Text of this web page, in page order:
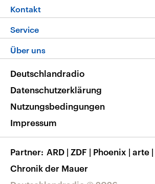
Die Nachrichten
Nachrichtenleicht
Neue Beiträge auf dlf.de
Livestream
Podcasts
Deutschlandfunk App
Nachrichten App
Frequenzen
Kontakt
Hörerservice
Service
FAQ
Veranstaltungen
Musikliste
RSS
Über uns
Barrierefreiheit
Deutschlandradio
Datenschutzerklärung
Nutzungsbedingungen
Impressum
Partner ARD | ZDF | Phoenix | arte |
Chronik der Mauer